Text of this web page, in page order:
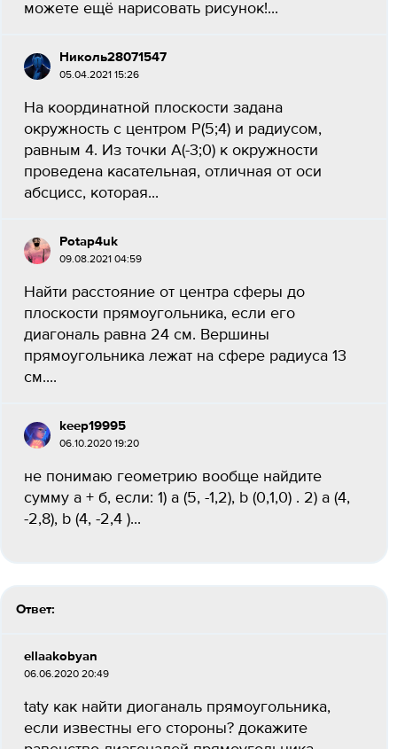
можете ещё нарисовать рисунок!...
Николь28071547
05.04.2021 15:26
На координатной плоскости задана
окружность с центром Р(5;4) и радиусом,
равным 4. Из точки А(-3;0) к окружности
проведена касательная, отличная от оси
абсцисс, которая...
Potap4uk
09.08.2021 04:59
Найти расстояние от центра сферы до
плоскости прямоугольника, если его
диагональ равна 24 см. Вершины
прямоугольника лежат на сфере радиуса 13
см....
keep19995
06.10.2020 19:20
не понимаю геометрию вообще найдите
сумму а + б, если: 1) а (5, -1,2), b (0,1,0) . 2) a (4,
-2,8), b (4, -2,4 )...
Ответ:
ellaakobyan
06.06.2020 20:49
taty как найти диоганаль прямоугольника,
если известны его стороны? докажите